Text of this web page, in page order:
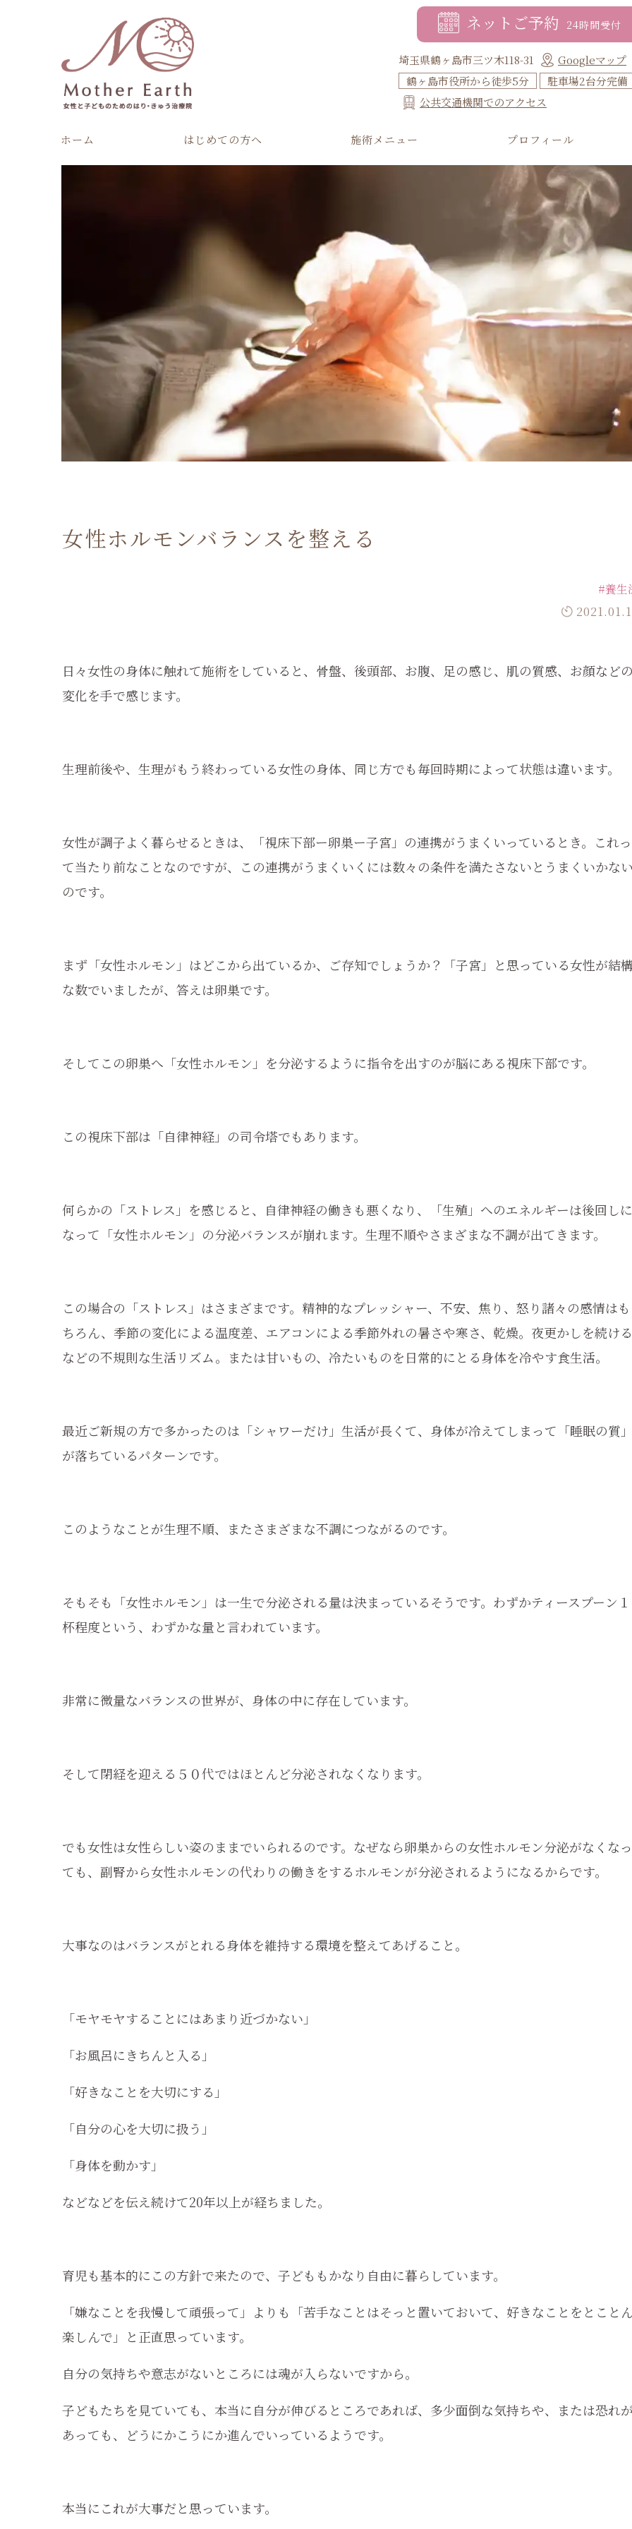
ネットご予約 24時間受付
埼玉県鶴ヶ島市三ツ木118-31
Googleマップ
鶴ヶ島市役所から徒歩5分
駐車場2台分完備
公共交通機関でのアクセス
ホーム はじめての方へ 施術メニュー プロフィール
女性ホルモンバランスを整える
#養生
日々女性の身体に触れて施術をしていると、骨盤、後頭部、お腹、足の感じ、肌の質感、お顔など
変化を手で感じます。
生理前後や、生理がもう終わっている女性の身体、同じ方でも毎回時期によって状態は違います。
女性が調子よく暮らせるときは、「視床下部ー卵巣ー子宮」の連携がうまくいっているとき。これっ
て当たり前なことなのですが、この連携がうまくいくには数々の条件を満たさないとうまくいかな
のです。
まず「女性ホルモン」はどこから出ているか、ご存知でしょうか？「子宮」と思っている女性が結
な数でいましたが、答えは卵巣です。
そしてこの卵巣へ「女性ホルモン」を分泌するように指令を出すのが脳にある視床下部です。
この視床下部は「自律神経」の司令塔でもあります。
何らかの「ストレス」を感じると、自律神経の働きも悪くなり、「生殖」へのエネルギーは後回しに
なって「女性ホルモン」の分泌バランスが崩れます。生理不順やさまざまな不調が出てきます。
この場合の「ストレス」はさまざまです。精神的なプレッシャー、不安、焦り、怒り諸々の感情はも
ちろん、季節の変化による温度差、エアコンによる季節外れの暑さや寒さ、乾燥。夜更かしを続ける
などの不規則な生活リズム。または甘いもの、冷たいものを日常的にとる身体を冷やす食生活。
最近ご新規の方で多かったのは「シャワーだけ」生活が長くて、身体が冷えてしまって「睡眠の質
が落ちているパターンです。
このようなことが生理不順、またさまざまな不調につながるのです。
そもそも「女性ホルモン」は一生で分泌される量は決まっているそうです。わずかティースプーン１
杯程度という、わずかな量と言われています。
非常に微量なバランスの世界が、身体の中に存在しています。
そして閉経を迎える５０代ではほとんど分泌されなくなります。
でも女性は女性らしい姿のままでいられるのです。なぜなら卵巣からの女性ホルモン分泌がなくなっ
ても、副腎から女性ホルモンの代わりの働きをするホルモンが分泌されるようになるからです。
大事なのはバランスがとれる身体を維持する環境を整えてあげること。
「モヤモヤすることにはあまり近づかない」
「お風呂にきちんと入る」
「好きなことを大切にする」
「自分の心を大切に扱う」
「身体を動かす」
などなどを伝え続けて20年以上が経ちました。
育児も基本的にこの方針で来たので、子どももかなり自由に暮らしています。
「嫌なことを我慢して頑張って」よりも「苦手なことはそっと置いておいて、好きなことをとこと
楽しんで」と正直思っています。
自分の気持ちや意志がないところには魂が入らないですから。
子どもたちを見ていても、本当に自分が伸びるところであれば、多少面倒な気持ちや、または恐れ
あっても、どうにかこうにか進んでいっているようです。
本当にこれが大事だと思っています。